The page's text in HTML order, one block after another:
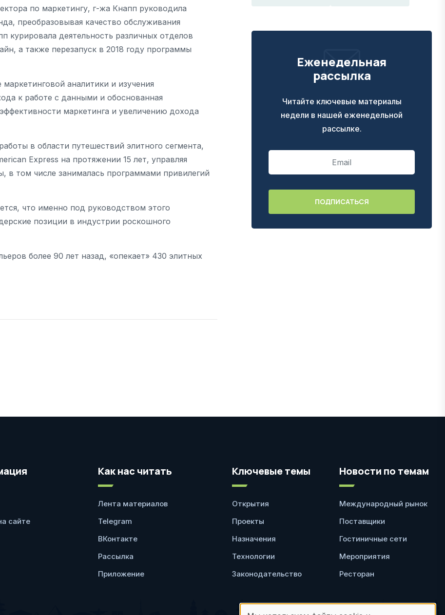
по маркетингу, г-жа Кнапп руководила
преобразовывая качество обслуживания
курировала деятельность различных отделов
а также перезапуск в 2018 году программы
аналитики и изучения
к работе с данными и обоснованная
маркетинга и увеличению дохода
в области путешествий элитного сегмента,
Express на протяжении 15 лет, управляя
в том числе занималась программами привилегий
что именно под руководством этого
позиции в индустрии роскошного
более 90 лет назад, «опекает» 430 элитных
Еженедельная
рассылка
Читайте ключевые материалы
недели в нашей еженедельной
рассылке.
сайте
Как нас читать
Лента материалов
Telegram
ВКонтакте
Рассылка
Приложение
Ключевые темы
Открытия
Проекты
Назначения
Технологии
Законодательство
Новости по темам
Международный рынок
Поставщики
Гостиничные сети
Мероприятия
Ресторан